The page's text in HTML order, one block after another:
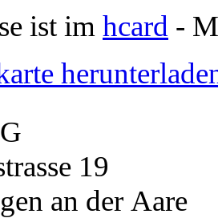
ist im hcard -
19
an der Aare